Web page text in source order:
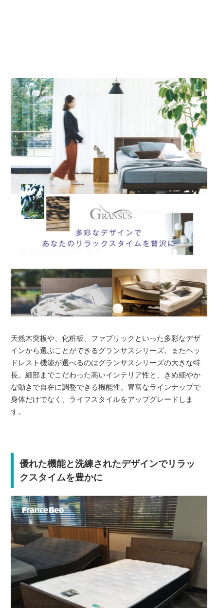
天然木突板や、化粧板、ファブリックといった多彩なデザ
インから選ぶことができるグランサスシリーズ。またヘッ
ドレスト機能が選べるのはグランサスシリーズの大きな特
長。細部までこだわった高いインテリア性と、きめ細やか
な動きで自在に調整できる機能性。豊富なラインナップで
身体だけでなく、ライフスタイルをアップグレードしま
す。
優れた機能と洗練されたデザインでリラッ
クスタイムを豊かに